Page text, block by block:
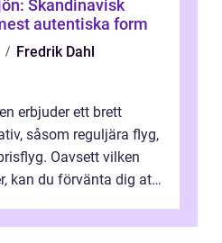
Skandinavisk
autentiska form
Fredrik Dahl
erbjuder ett brett
såsom reguljära flyg,
Oavsett vilken
kan du förvänta dig att